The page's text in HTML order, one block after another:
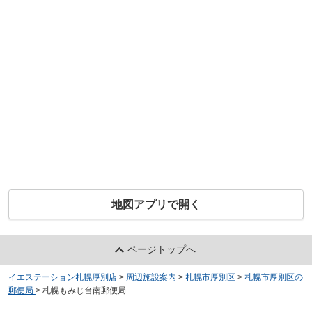
地図アプリで開く
ページトップへ
イエステーション札幌厚別店 > 周辺施設案内 > 札幌市厚別区 > 札幌市厚別区の
郵便局 > 札幌もみじ台南郵便局